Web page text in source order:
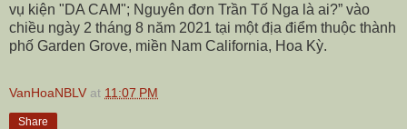
vụ kiện "DA CAM"; Nguyên đơn Trần Tố Nga là ai?” vào
chiều ngày 2 tháng 8 năm 2021 tại một địa điểm thuộc thành
phố Garden Grove, miền Nam California, Hoa Kỳ.
VanHoaNBLV at 11:07 PM
Share